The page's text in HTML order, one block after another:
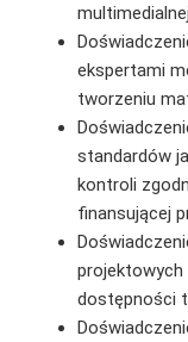
ekspertami
tworzeniu
standardów
kontroli
finansującej
projektowych
dostępności